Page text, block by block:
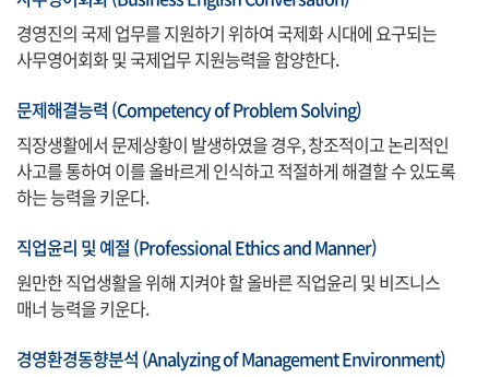
경영진의 국제 업무를 지원하기 위하여 국제화 시대에 요구되는
사무영어회화 및 국제업무 지원능력을 함양한다.
문제해결능력 (Competency of Problem Solving)
직장생활에서 문제상황이 발생하였을 경우, 창조적이고 논리적인
사고를 통하여 이를 올바르게 인식하고 적절하게 해결할 수 있도록
하는 능력을 키운다.
직업윤리 및 예절 (Professional Ethics and Manner)
원만한 직업생활을 위해 지켜야 할 올바른 직업윤리 및 비즈니스
매너 능력을 키운다.
경영환경동향분석 (Analyzing of Management Environment)